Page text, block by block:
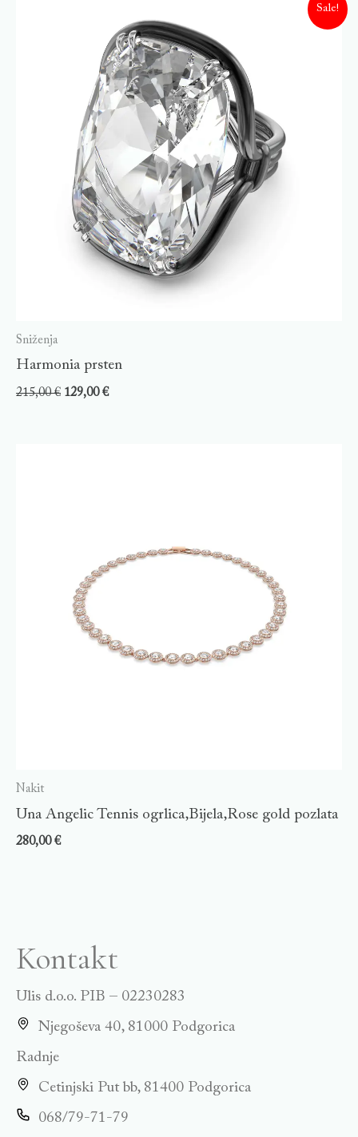
Sale!
Sniženja
Harmonia prsten
215,00€ 129,00€
Nakit
Una Angelic Tennis ogrlica,Bijela,Rose gold pozlata
280,00€
Kontakt
Ulis d.o.o. PIB – 02230283
Njegoševa 40, 81000 Podgorica
Radnje
Cetinjski Put bb, 81400 Podgorica
068/79-71-79